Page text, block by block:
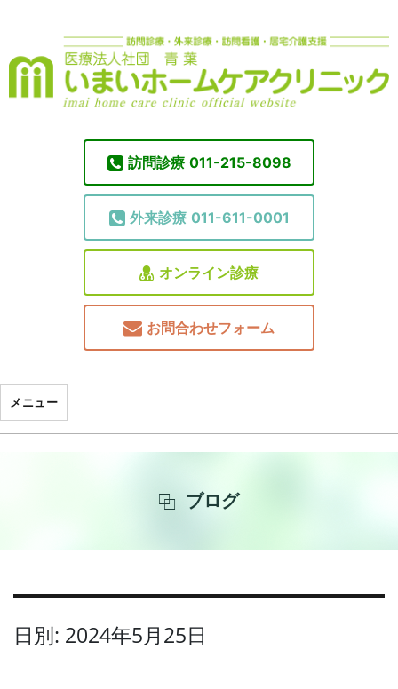
訪問診療 011-215-8098
外来診療 011-611-0001
オンライン診療
お問合わせフォーム
メニュー
ブログ
日別: 2024年5月25日